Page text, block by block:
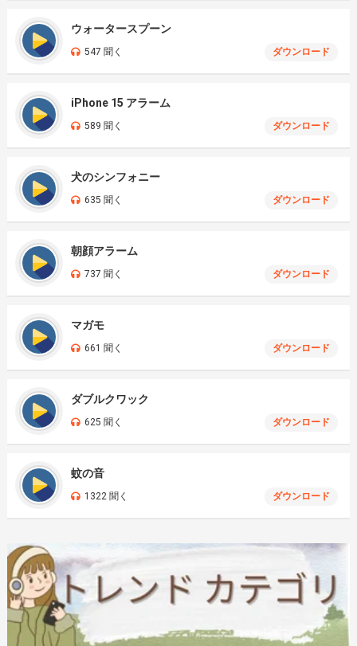
ウォータースプーン
547 聞く ダウンロード
iPhone 15 アラーム
589 聞く ダウンロード
犬のシンフォニー
635 聞く ダウンロード
朝顔アラーム
737 聞く ダウンロード
マガモ
661 聞く ダウンロード
ダブルクワック
625 聞く ダウンロード
蚊の音
1322 聞く ダウンロード